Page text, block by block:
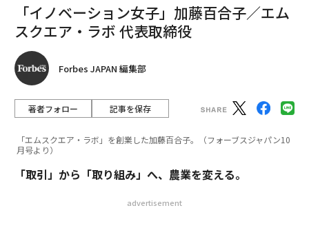
「イノベーション女子」加藤百合子／エム
スクエア・ラボ 代表取締役
Forbes JAPAN 編集部
著者フォロー 記事を保存
「エムスクエア・ラボ」を創業した加藤百合子。（フォーブスジャパン10
月号より）
「取引」から「取り組み」へ、農業を変える。
advertisement